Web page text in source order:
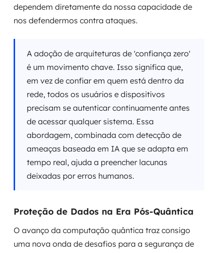
dependem diretamente da nossa capacidade de
nos defendermos contra ataques.
A adoção de arquiteturas de 'confiança zero'
é um movimento chave. Isso significa que,
em vez de confiar em quem está dentro da
rede, todos os usuários e dispositivos
precisam se autenticar continuamente antes
de acessar qualquer sistema. Essa
abordagem, combinada com detecção de
ameaças baseada em IA que se adapta em
tempo real, ajuda a preencher lacunas
deixadas por erros humanos.
Proteção de Dados na Era Pós-Quântica
O avanço da computação quântica traz consigo
uma nova onda de desafios para a segurança de